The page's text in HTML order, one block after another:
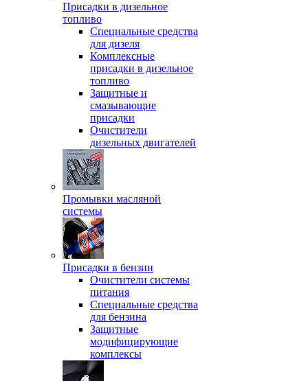
Присадки в дизельное
топливо
Спeциальные средства
для дизеля
Комплексные
присадки в дизельное
топливо
Защитные и
смазывающие
присадки
Очистители
дизельных двигателей
Промывки масляной
системы
Присадки в бензин
Очистители системы
питания
Специальные срeдства
для бензина
Защитные
модифицирующие
комплексы